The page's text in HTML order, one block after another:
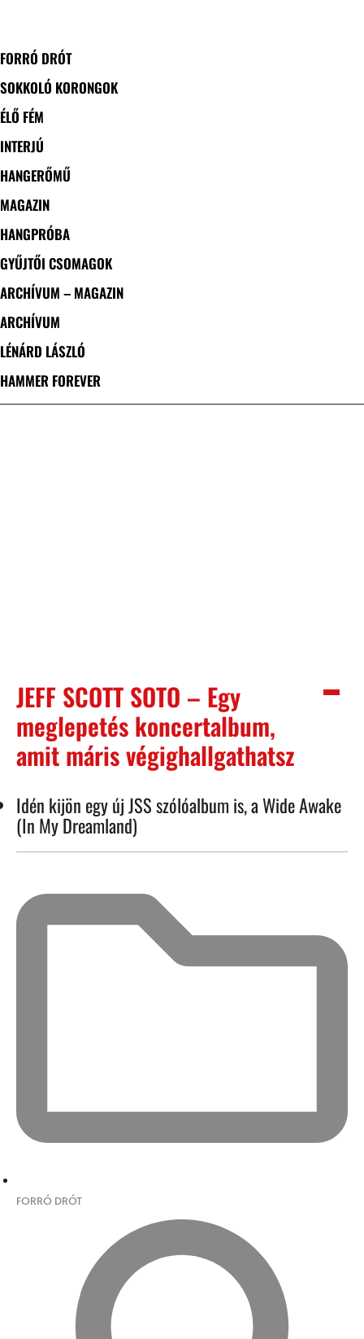
FORRÓ DRÓT
SOKKOLÓ KORONGOK
ÉLŐ FÉM
INTERJÚ
HANGERŐMŰ
MAGAZIN
HANGPRÓBA
GYŰJTŐI CSOMAGOK
ARCHÍVUM – MAGAZIN
ARCHÍVUM
LÉNÁRD LÁSZLÓ
HAMMER FOREVER
JEFF SCOTT SOTO – Egy
meglepetés koncertalbum,
amit máris végighallgathatsz
Idén kijön egy új JSS szólóalbum is, a Wide Awake
(In My Dreamland)
FORRÓ DRÓT